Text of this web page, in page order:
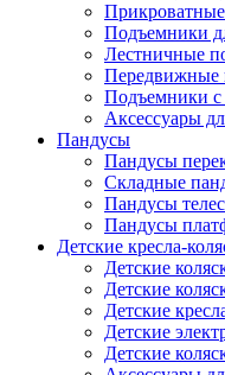
Подъемники
Лестничные
Передвижные
Подъемники с
Аксессуары
Пандусы
Пандусы
Складные
Пандусы
Пандусы
Детские кресла-
Детские
Детские
Детские
Детские
Детские